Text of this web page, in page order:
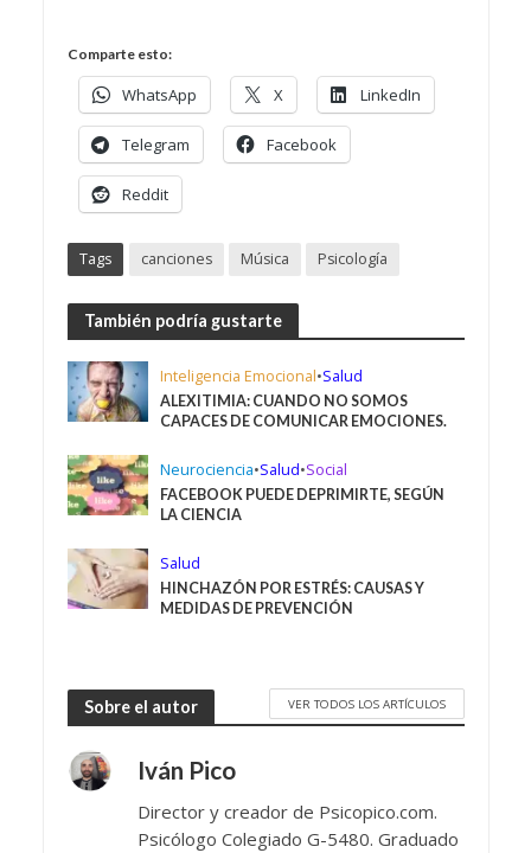
Comparte esto:
WhatsApp X LinkedIn
Telegram Facebook
Reddit
Tags canciones Música Psicología
También podría gustarte
Inteligencia Emocional•Salud
ALEXITIMIA: CUANDO NO SOMOS
CAPACES DE COMUNICAR EMOCIONES.
Neurociencia•Salud•Social
FACEBOOK PUEDE DEPRIMIRTE, SEGÚN
LA CIENCIA
Salud
HINCHAZÓN POR ESTRÉS: CAUSAS Y
MEDIDAS DE PREVENCIÓN
Sobre el autor VER TODOS LOS ARTÍCULOS
Iván Pico
Director y creador de Psicopico.com.
Psicólogo Colegiado G-5480. Graduado